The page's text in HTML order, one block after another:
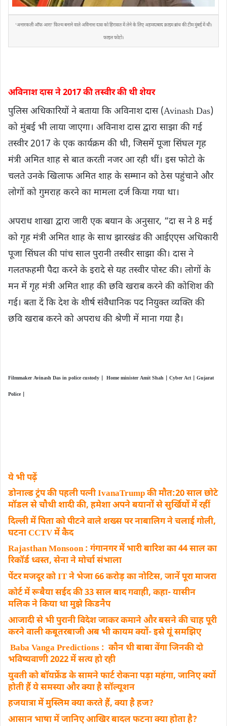
‘अनारकली ऑफ आरा’ फिल्म बनाने वाले अविनाश दास को हिरासत में लेने के लिए अहमदाबाद क्राइम ब्रांच की टीम मुंबई में थी।
फाइल फोटो।
अविनाश दास ने 2017 की तस्वीर की थी शेयर
पुलिस अधिकारियों ने बताया कि अविनाश दास (Avinash Das)
को मुंबई भी लाया जाएगा। अविनाश दास द्वारा साझा की गई
तस्वीर 2017 के एक कार्यक्रम की थी, जिसमें पूजा सिंघल गृह
मंत्री अमित शाह से बात करती नजर आ रही थीं। इस फोटो के
चलते उनके खिलाफ अमित शाह के सम्मान को ठेस पहुंचाने और
लोगों को गुमराह करने का मामला दर्ज किया गया था।
अपराध शाखा द्वारा जारी एक बयान के अनुसार, “दा स ने 8 मई
को गृह मंत्री अमित शाह के साथ झारखंड की आईएएस अधिकारी
पूजा सिंघल की पांच साल पुरानी तस्वीर साझा की। दास ने
गलतफहमी पैदा करने के इरादे से यह तस्वीर पोस्ट की। लोगों के
मन में गृह मंत्री अमित शाह की छवि खराब करने की कोशिश की
गई। बता दें कि देश के शीर्ष संवैधानिक पद नियुक्त व्यक्ति की
छवि खराब करने को अपराध की श्रेणी में माना गया है।
Filmmaker Avinash Das in police custody | Home minister Amit Shah | Cyber Act | Gujarat
Police |
ये भी पढ़ें
डोनाल्ड ट्रंप की पहली पत्नी IvanaTrump की मौत:20 साल छोटे
मॉडल से चौथी शादी की, हमेशा अपने बयानों से सुर्खियों में रहीं
दिल्ली में पिता को ​पीटने वाले शख्स पर नाबालिग ने चलाई गोली,
घटना CCTV में कैद
Rajasthan Monsoon : गंगानगर में भारी बारिश का 44 साल का
रिकॉर्ड ध्वस्त, सेना ने मोर्चा संभाला
पेंटर मजदूर को IT ने भेजा 66 करोड़ का नोटिस, जानें पूरा माजरा
कोर्ट में रूबैया सईद की 33 साल बाद गवाही, कहा- यासीन
मलिक ने किया था मुझे किडनैप
आजादी से भी पुरानी विदेश जाकर कमाने और बसने की चाह पूरी
करने वाली कबूतरबाजी अब भी कायम क्यों- इसे यूं समझिए
Baba Vanga Predictions : कौन थी बाबा वेंगा जिनकी दो
भविष्यवाणी 2022 में सत्य हो रही
युवती को बॉयफ्रेंड के सामने फार्ट रोकना पड़ा महंगा, जानिए क्यों
होती हैं ये समस्या और क्या है सॉल्यूशन
हजयात्रा में मुस्लिम क्या करते हैं, क्या है हज?
आसान भाषा में जानिए आखिर बादल फटना क्या होता है?